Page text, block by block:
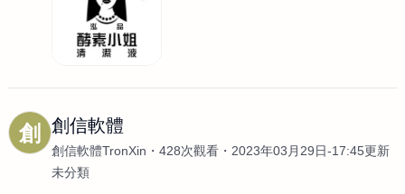
創 創信軟體
創信軟體TronXin 428次觀看
2023年03月29日-17:45更新
未分類